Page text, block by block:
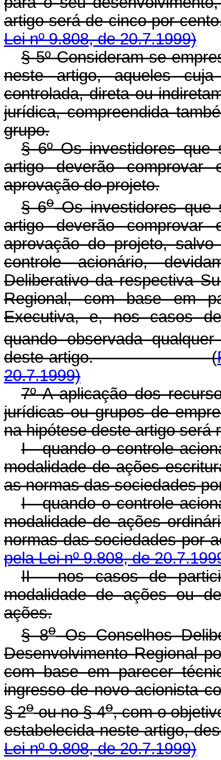
artigo será de cinco
Lei nº 9.808, de 20.7.1999)
§ 5º Consideram-se
neste artigo, aqueles
controlada, direta ou
jurídica, compreendida
grupo.
§ 6º Os investidores que
artigo deverão comprovar
aprovação do projeto.
§ 6oOs investidores que
artigo deverão comprovar
aprovação do projeto,
controle acionário,
Deliberativo da respectiva
Regional, com base em
Executiva, e, nos casos
quando observada
deste artigo. (
20.7.1999)
7º A aplicação dos
jurídicas ou grupos de
na hipótese deste artigo será
I - quando o controle
modalidade de ações
as normas das sociedades
I - quando o controle
modalidade de ações
normas das
pela Lei nº 9.808, de
II - nos casos de
modalidade de ações ou
ações.
§ 8oOs Conselhos
Desenvolvimento Regional
com base em parecer
ingresso de novo acionista
§ 2oou no § 4o, com o
estabelecida neste
Lei nº 9.808, de 20.7.1999)